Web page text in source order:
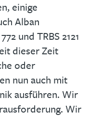
einige
Alban
und TRBS 2121
dieser Zeit
oder
nun auch mit
ausführen. Wir
Wir